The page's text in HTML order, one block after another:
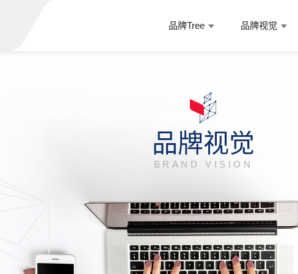
品牌Tree 品牌视觉
品牌视觉
BRAND VISION